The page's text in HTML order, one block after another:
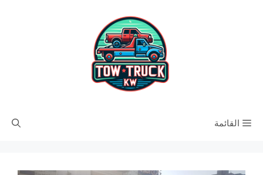
القائمة